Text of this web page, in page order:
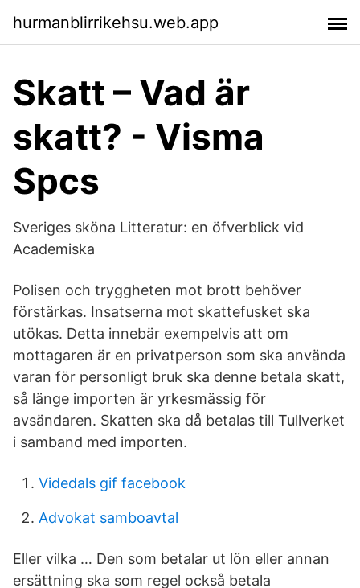
hurmanblirrikehsu.web.app
Skatt – Vad är
skatt? - Visma
Spcs
Sveriges sköna Litteratur: en öfverblick vid
Academiska
Polisen och tryggheten mot brott behöver
förstärkas. Insatserna mot skattefusket ska
utökas. Detta innebär exempelvis att om
mottagaren är en privatperson som ska använda
varan för personligt bruk ska denne betala skatt,
så länge importen är yrkesmässig för
avsändaren. Skatten ska då betalas till Tullverket
i samband med importen.
Videdals gif facebook
Advokat samboavtal
Eller vilka … Den som betalar ut lön eller annan
ersättning ska som regel också betala